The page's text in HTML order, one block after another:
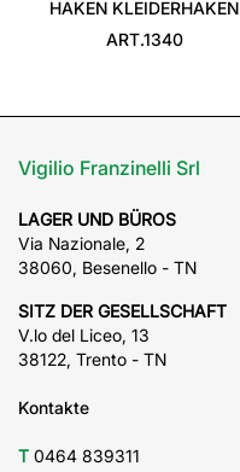
HAKEN KLEIDERHAKEN
ART.1340
Vigilio Franzinelli Srl
LAGER UND BÜROS
Via Nazionale, 2
38060, Besenello - TN
SITZ DER GESELLSCHAFT
V.lo del Liceo, 13
38122, Trento - TN
Kontakte
T 0464 839311